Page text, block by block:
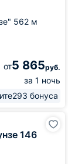
562 м
от5 865руб.
за 1 ночь
293 бонуса
146